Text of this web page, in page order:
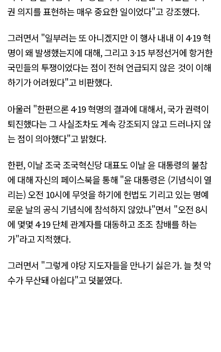
권 의지를 표현하는 매우 중요한 일이었다"고 강조했다.
그러면서 "일부러는 또 아니겠지만 이 행사 내내 이 4·19 혁
명이 왜 발생했는지에 대해, 그리고 3·15 부정선거에 항거한
국민들의 투쟁이었다는 점이 전혀 언급되지 않은 것이 이해
하기가 어려웠다"고 비판했다.
아울러 "한편으론 4·19 혁명의 결과에 대해서, 국가 권력이
퇴진했다는 그 사실조차도 계속 강조되지 않고 드러나지 않
는 점이 의아했다"고 밝혔다.
한편, 이날 조국 조국혁신당 대표도 이날 윤 대통령의 불참
에 대해 자신의 페이스북을 통해 "윤 대통령은 (기념식이 열
리는) 오전 10시에 무엇을 하기에 헌법도 기리고 있는 명예
로운 날의 공식 기념식에 참석하지 않았나"면서 "오전 8시
에 몇몇 4·19 단체 관계자를 대동하고 조조 참배를 하는
가"라고 지적했다.
그러면서 "그렇게 야당 지도자들을 만나기 싫은가. 늘 첫 악
수가 무산돼 아쉽다"고 덧붙였다.